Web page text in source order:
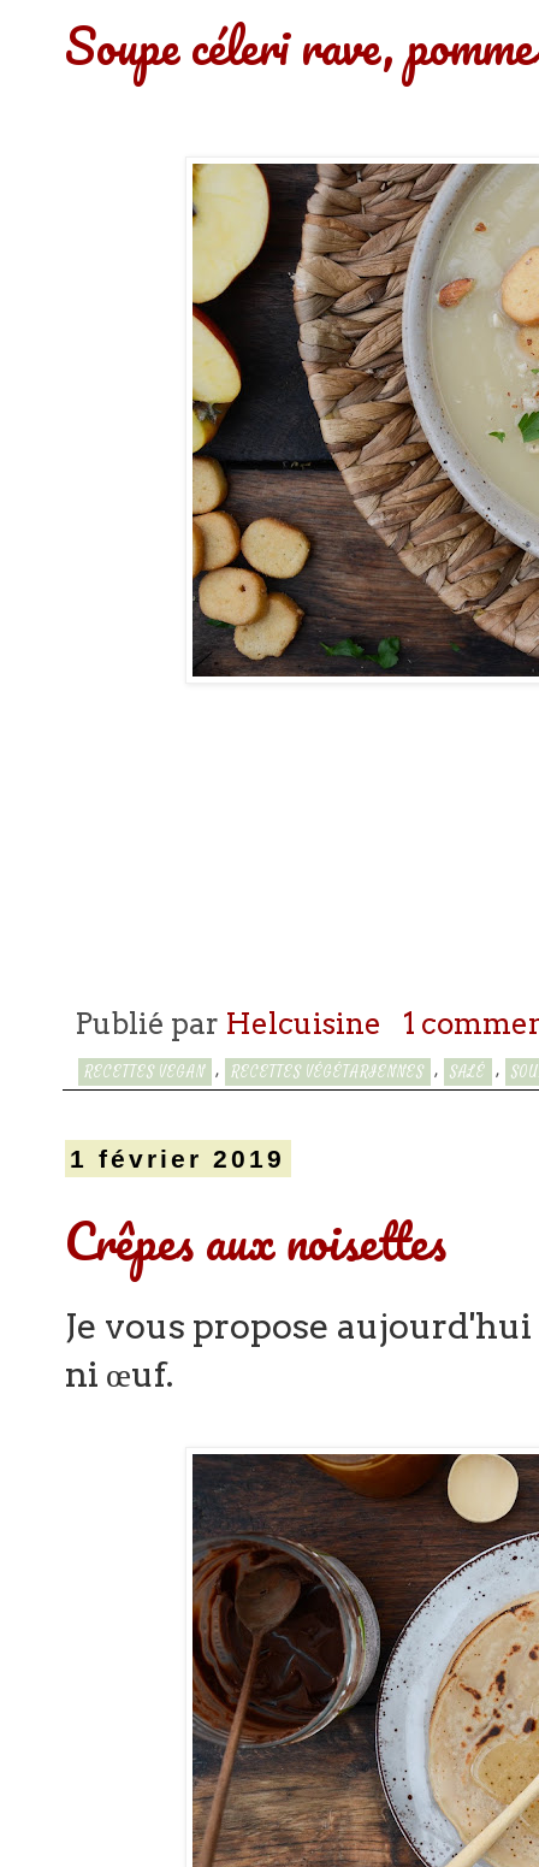
Soupe céleri rave,
Publié par Helcuisine 1
RECETTES VEGAN , RECETTES VÉGÉTARIENNES , SALÉ ,
1 février 2019
Crêpes aux noisettes
Je vous propose
ni œuf.